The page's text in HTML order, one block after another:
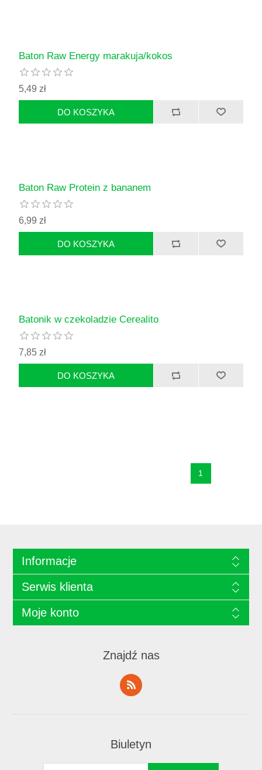
Baton Raw Energy marakuja/kokos
5,49 zł
Baton Raw Protein z bananem
6,99 zł
Batonik w czekoladzie Cerealito
7,85 zł
1
Informacje
Serwis klienta
Moje konto
Znajdź nas
Biuletyn